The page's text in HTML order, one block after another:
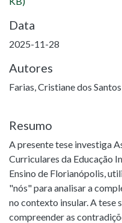
Data
2025-11-28
Autores
Farias, Cristiane dos Santos
Resumo
A presente tese investiga
Curriculares da Educação
Ensino de Florianópolis,
"nós" para analisar a
no contexto insular. A tese
compreender as